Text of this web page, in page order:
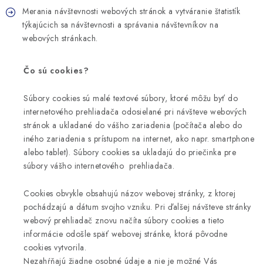
KONTAKT
MOJA OBJEDNÁVKA
POISTENIE
ZNAČKY
Všeobecné obchodné podmienky
Podmienky ochrany osobných údajov
Reklamačný poriadok
Vernostný program AbovZoo
Merania návštevnosti webových stránok a vytváranie štatistík
týkajúcich sa návštevnosti a správania návštevníkov na
webových stránkach.
Čo sú cookies?
Súbory cookies sú malé textové súbory, ktoré môžu byť do
internetového prehliadača odosielané pri návšteve webových
stránok a ukladané do vášho zariadenia (počítača alebo do
iného zariadenia s prístupom na internet, ako napr. smartphone
alebo tablet). Súbory cookies sa ukladajú do priečinka pre
súbory vášho internetového prehliadača.
Cookies obvykle obsahujú názov webovej stránky, z ktorej
pochádzajú a dátum svojho vzniku. Pri ďalšej návšteve stránky
webový prehliadač znovu načíta súbory cookies a tieto
informácie odošle späť webovej stránke, ktorá pôvodne
cookies vytvorila.
Nezahŕňajú žiadne osobné údaje a nie je možné Vás